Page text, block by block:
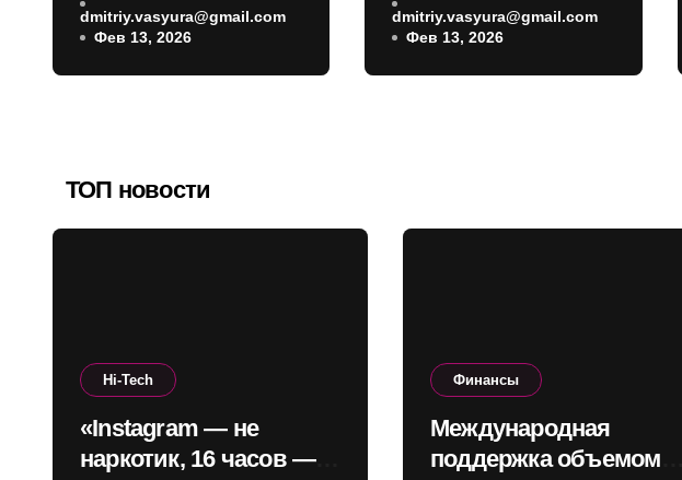
с разрешения
народа: Зеленский
назвал возможные
dmitriy.vasyura@gmail.com
Фев 13, 2026
российской нефти
поможет Украине
dmitriy.vasyura@gmail.com
Фев 13, 2026
ТОП новости
Hi-Tech
«Instagram — не
наркотик, 16 часов —
Финансы
Международная
поддержка объемом